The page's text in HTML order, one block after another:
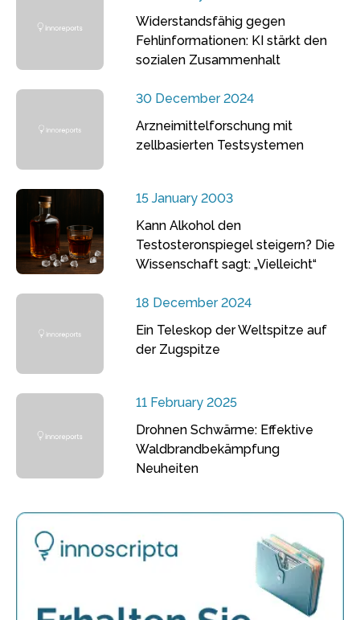
Widerstandsfähig gegen
Fehlinformationen: KI stärkt den
sozialen Zusammenhalt
30 December 2024
Arzneimittelforschung mit
zellbasierten Testsystemen
15 January 2003
Kann Alkohol den
Testosteronspiegel steigern? Die
Wissenschaft sagt: „Vielleicht“
18 December 2024
Ein Teleskop der Weltspitze auf
der Zugspitze
11 February 2025
Drohnen Schwärme: Effektive
Waldbrandbekämpfung
Neuheiten